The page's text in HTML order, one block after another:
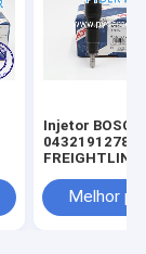
Injetor BOSCH
0432191278
MINSK
MERCEDES-
Melhor